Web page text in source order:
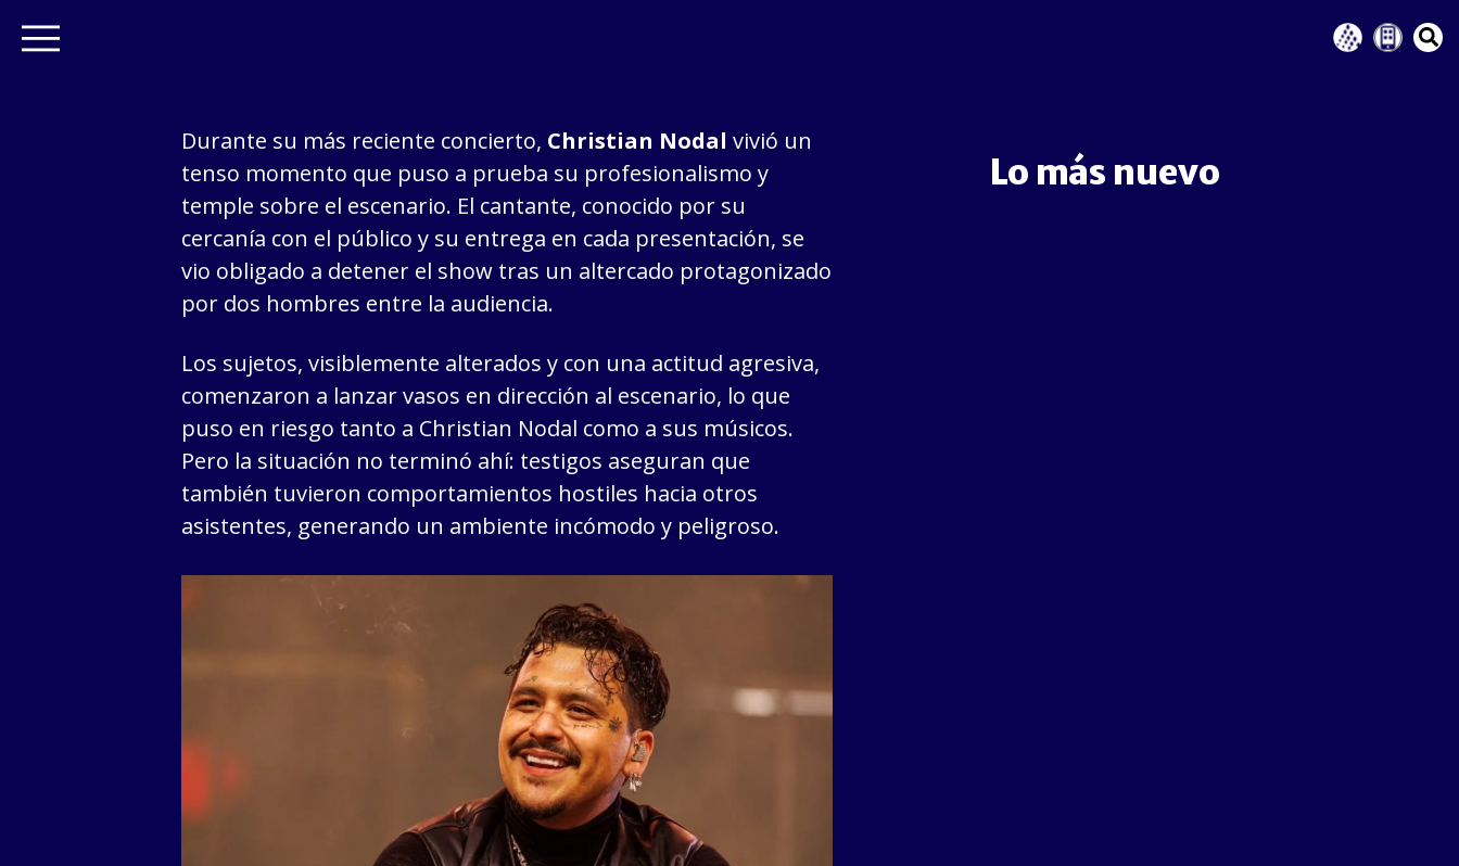
Durante su más reciente concierto, Christian Nodal vivió un
tenso momento que puso a prueba su profesionalismo y
temple sobre el escenario. El cantante, conocido por su
cercanía con el público y su entrega en cada presentación, se
vio obligado a detener el show tras un altercado protagonizado
por dos hombres entre la audiencia.
Los sujetos, visiblemente alterados y con una actitud agresiva,
comenzaron a lanzar vasos en dirección al escenario, lo que
puso en riesgo tanto a Christian Nodal como a sus músicos.
Pero la situación no terminó ahí: testigos aseguran que
también tuvieron comportamientos hostiles hacia otros
asistentes, generando un ambiente incómodo y peligroso.
Lo más nuevo